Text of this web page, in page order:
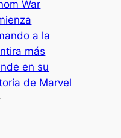
War
a la
más
en su
de Marvel